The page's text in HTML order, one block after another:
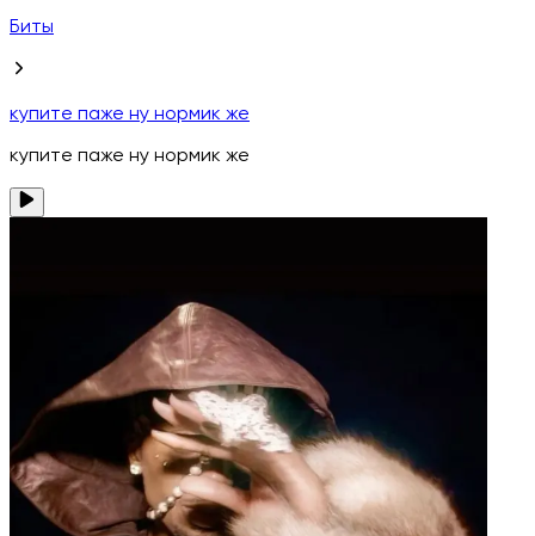
Биты
купите паже ну нормик же
купите паже ну нормик же